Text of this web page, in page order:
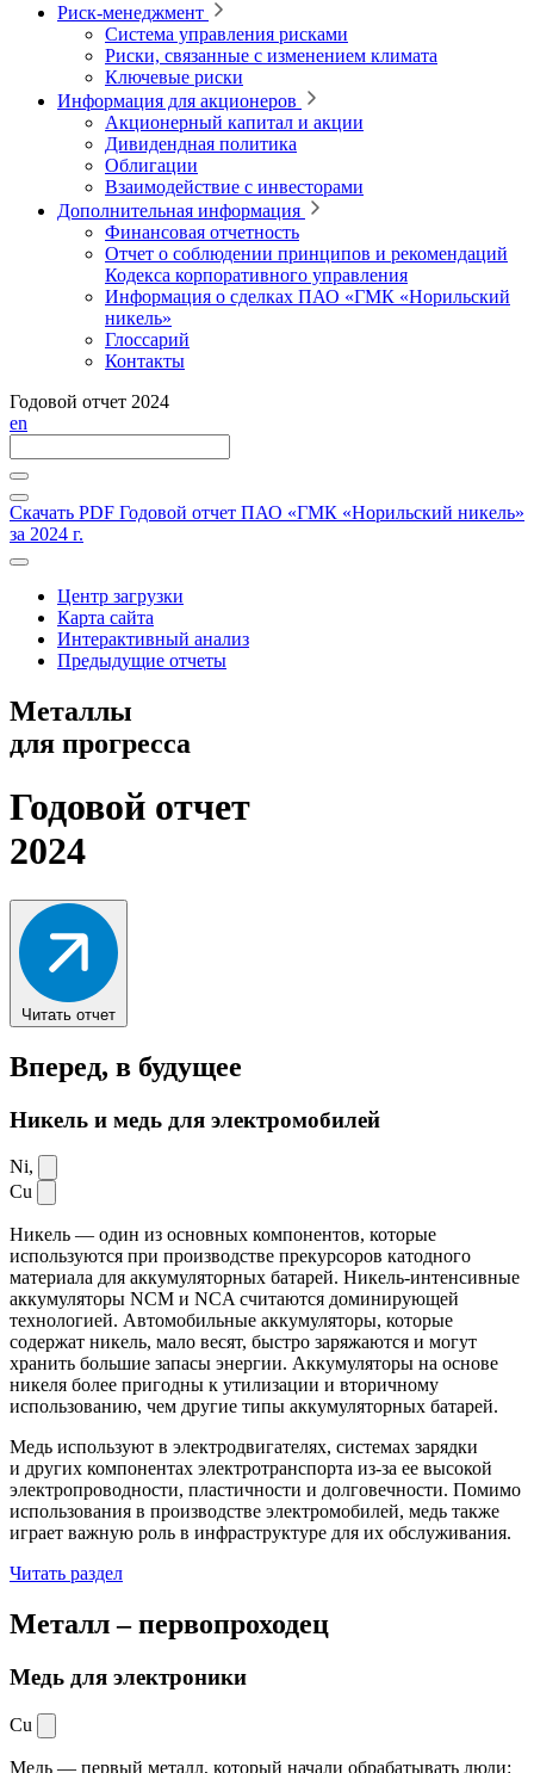
Риск-менеджмент
Система управления рисками
Риски, связанные с изменением климата
Ключевые риски
Информация для акционеров
Акционерный капитал и акции
Дивидендная политика
Облигации
Взаимодействие с инвесторами
Дополнительная информация
Финансовая отчетность
Отчет о соблюдении принципов и рекомендаций
Кодекса корпоративного управления
Информация о сделках ПАО «ГМК «Норильский
никель»
Глоссарий
Контакты
Годовой отчет 2024
en
Скачать PDF Годовой отчет ПАО «ГМК «Норильский никель»
за 2024 г.
Центр загрузки
Карта сайта
Интерактивный анализ
Предыдущие отчеты
Металлы
для прогресса
Годовой отчет
2024
Читать отчет
Вперед, в будущее
Никель и медь для электромобилей
Ni,
Cu
Никель — один из основных компонентов, которые
используются при производстве прекурсоров катодного
материала для аккумуляторных батарей. Никель-интенсивные
аккумуляторы NCM и NCA считаются доминирующей
технологией. Автомобильные аккумуляторы, которые
содержат никель, мало весят, быстро заряжаются и могут
хранить большие запасы энергии. Аккумуляторы на основе
никеля более пригодны к утилизации и вторичному
использованию, чем другие типы аккумуляторных батарей.
Медь используют в электродвигателях, системах зарядки
и других компонентах электротранспорта из-за ее высокой
электропроводности, пластичности и долговечности. Помимо
использования в производстве электромобилей, медь также
играет важную роль в инфраструктуре для их обслуживания.
Читать раздел
Металл –первопроходец
Медь для электроники
Cu
Медь — первый металл, который начали обрабатывать люди: